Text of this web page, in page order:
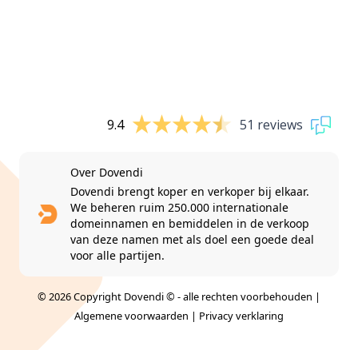
9.4 51 reviews
Over Dovendi
Dovendi brengt koper en verkoper bij elkaar.
We beheren ruim 250.000 internationale
domeinnamen en bemiddelen in de verkoop
van deze namen met als doel een goede deal
voor alle partijen.
© 2026 Copyright Dovendi © - alle rechten voorbehouden |
Algemene voorwaarden | Privacy verklaring